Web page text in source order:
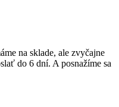
na sklade, ale zvyčajne
do 6 dní. A posnažíme sa